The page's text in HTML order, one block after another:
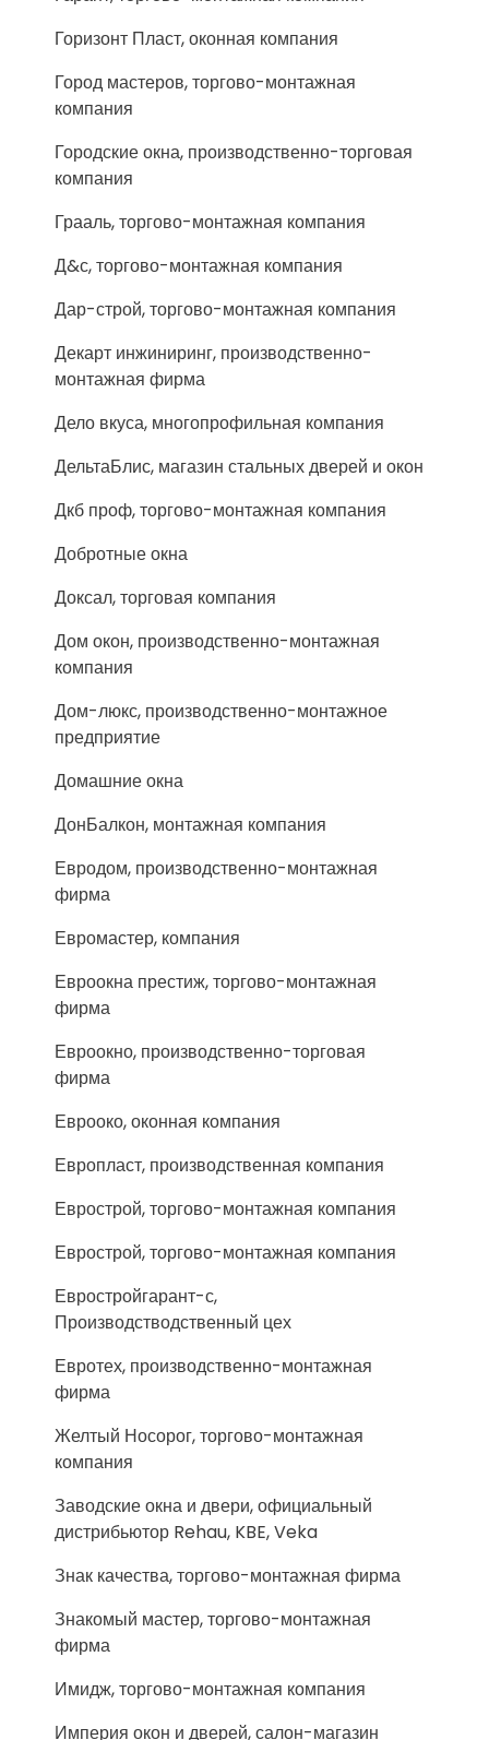
Горизонт Пласт, оконная компания
Город мастеров, торгово-монтажная
компания
Городские окна, производственно-торговая
компания
Грааль, торгово-монтажная компания
Д&с, торгово-монтажная компания
Дар-строй, торгово-монтажная компания
Декарт инжиниринг, производственно-
монтажная фирма
Дело вкуса, многопрофильная компания
ДельтаБлис, магазин стальных дверей и окон
Дкб проф, торгово-монтажная компания
Добротные окна
Доксал, торговая компания
Дом окон, производственно-монтажная
компания
Дом-люкс, производственно-монтажное
предприятие
Домашние окна
ДонБалкон, монтажная компания
Евродом, производственно-монтажная
фирма
Евромастер, компания
Евроокна престиж, торгово-монтажная
фирма
Евроокно, производственно-торговая
фирма
Еврооко, оконная компания
Европласт, производственная компания
Еврострой, торгово-монтажная компания
Еврострой, торгово-монтажная компания
Евростройгарант-с,
Производстводственный цех
Евротех, производственно-монтажная
фирма
Желтый Носорог, торгово-монтажная
компания
Заводские окна и двери, официальный
дистрибьютор Rehau, KBE, Veka
Знак качества, торгово-монтажная фирма
Знакомый мастер, торгово-монтажная
фирма
Имидж, торгово-монтажная компания
Империя окон и дверей, салон-магазин